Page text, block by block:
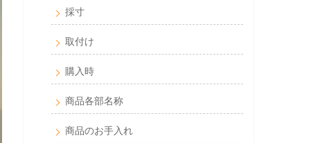
採寸
取付け
購入時
商品各部名称
商品のお手入れ